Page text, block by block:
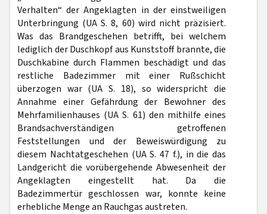
Verhalten“ der Angeklagten in der einstweiligen
Unterbringung (UA S. 8, 60) wird nicht präzisiert.
Was das Brandgeschehen betrifft, bei welchem
lediglich der Duschkopf aus Kunststoff brannte, die
Duschkabine durch Flammen beschädigt und das
restliche Badezimmer mit einer Rußschicht
überzogen war (UA S. 18), so widerspricht die
Annahme einer Gefährdung der Bewohner des
Mehrfamilienhauses (UA S. 61) den mithilfe eines
Brandsachverständigen getroffenen
Feststellungen und der Beweiswürdigung zu
diesem Nachtatgeschehen (UA S. 47 f.), in die das
Landgericht die vorübergehende Abwesenheit der
Angeklagten eingestellt hat. Da die
Badezimmertür geschlossen war, konnte keine
erhebliche Menge an Rauchgas austreten.